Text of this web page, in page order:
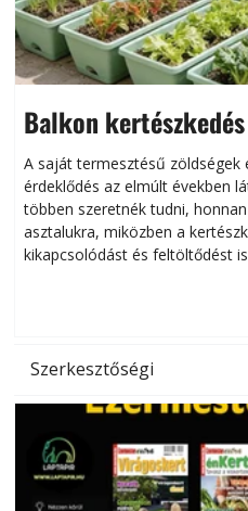
Balkon
Helytakarékos
A saját termesztésű zöldségek
érdeklődés az elmúlt években
többen szeretnék tudni,
asztalukra, miközben a
kikapcsolódást és feltöltődést
Szerkesztőségi